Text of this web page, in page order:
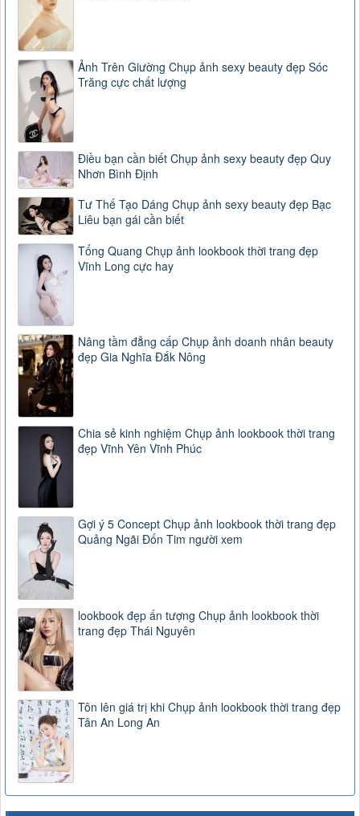
Ảnh Trên Giường Chụp ảnh sexy beauty đẹp Sóc
Trăng cực chất lượng
Điều bạn cần biết Chụp ảnh sexy beauty đẹp Quy
Nhơn Bình Định
Tư Thế Tạo Dáng Chụp ảnh sexy beauty đẹp Bạc
Liêu bạn gái cần biết
Tổng Quang Chụp ảnh lookbook thời trang đẹp
Vĩnh Long cực hay
Nâng tầm đẳng cấp Chụp ảnh doanh nhân beauty
đẹp Gia Nghĩa Đắk Nông
Chia sẻ kinh nghiệm Chụp ảnh lookbook thời trang
đẹp Vĩnh Yên Vĩnh Phúc
Gợi ý 5 Concept Chụp ảnh lookbook thời trang đẹp
Quảng Ngãi Đốn Tim người xem
lookbook đẹp ấn tượng Chụp ảnh lookbook thời
trang đẹp Thái Nguyên
Tôn lên giá trị khi Chụp ảnh lookbook thời trang đẹp
Tân An Long An